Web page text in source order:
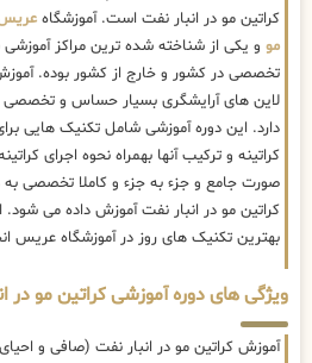
کراتین مو در انبار نفت است. آموزشگاه
مو و یکی از شناخته شده ترین مراکز آموزشی
تخصصی در کشور و خارج از کشور بوده.
لاین های آرایشگری بسیار حساس و تخصصی
دارد. این دوره آموزشی شامل تکنیک هایی
کراتینه و ترکیب آنها بهمراه نحوه اجرای
صورت جامع و جزء به جزء و کاملا تخصصی به
کراتین مو در انبار نفت آموزش داده می شود.
بهترین تکنیک های روز در آموزشگاه عریس
ویژگی های دوره آموزشی کراتین مو در
آموزش کراتین مو در انبار نفت (صافی و